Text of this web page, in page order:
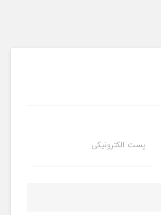
پست الکترونیکی